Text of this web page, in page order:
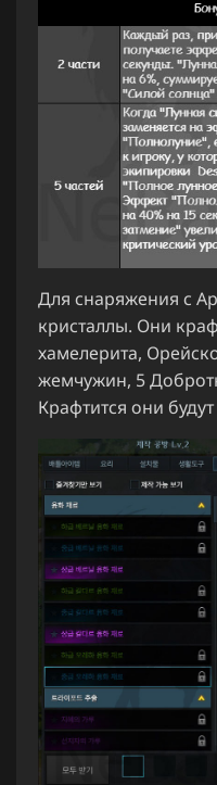
Для снаряжения с
кристаллы. Они
хамелерита,
жемчужин, 5
Крафтится они